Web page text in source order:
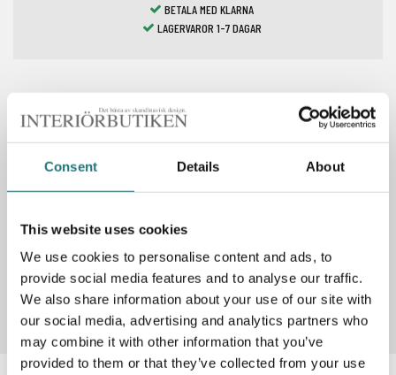
Consent Details About
This website uses cookies
We use cookies to personalise content and ads, to
provide social media features and to analyse our traffic.
We also share information about your use of our site with
our social media, advertising and analytics partners who
may combine it with other information that you’ve
provided to them or that they’ve collected from your use
BETALA MED KLARNA
LAGERVAROR 1-7 DAGAR
Spara som favorit
Artikelnummer 193994